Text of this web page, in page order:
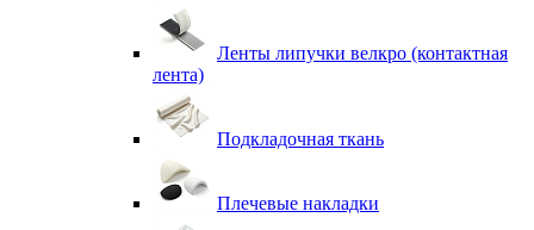
Ленты липучки велкро (контактная
лента)
Подкладочная ткань
Плечевые накладки